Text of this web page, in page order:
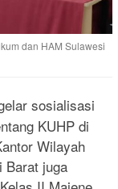
dan HAM Sulawesi
sosialisasi
KUHP di
Wilayah
Barat juga